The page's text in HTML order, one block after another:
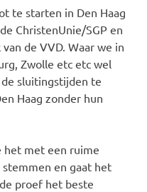
te starten in Den Haag
ChristenUnie/SGP en
de VVD. Waar we in
Zwolle etc etc wel
sluitingstijden te
Haag zonder hun
het met een ruime
en gaat het
proef het beste